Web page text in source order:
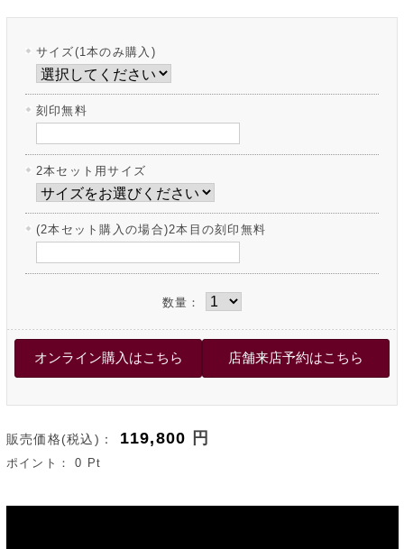
サイズ(1本のみ購入)
刻印無料
2本セット用サイズ
(2本セット購入の場合)2本目の刻印無料
数量：
販売価格(税込)： 119,800 円
ポイント：0 Pt